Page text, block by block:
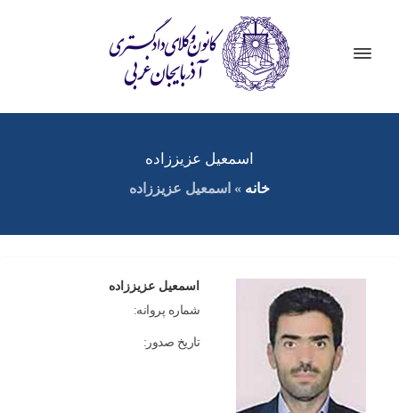
اسمعیل عزیززاده
خانه » اسمعیل عزیززاده
اسمعیل عزیززاده
شماره پروانه:
تاریخ صدور: